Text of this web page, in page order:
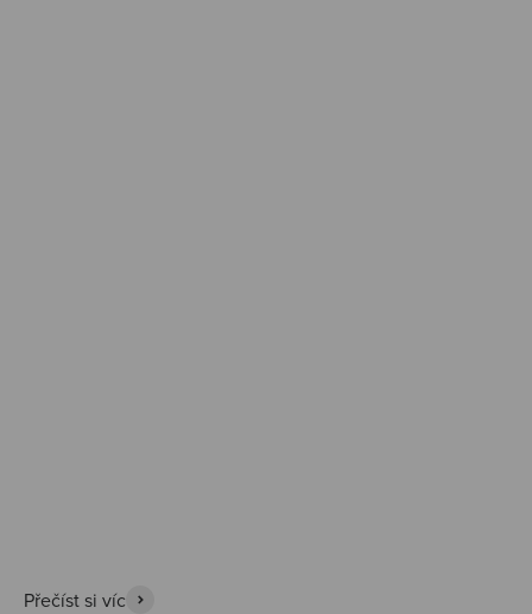
Přečíst si víc